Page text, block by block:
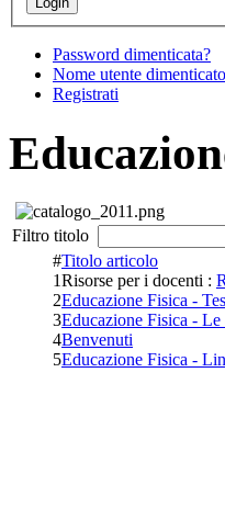
Password dimenticata?
Nome utente
Registrati
Filtro titolo
#Titolo articolo
1Risorse per i docenti :
2Educazione Fisica -
3Educazione Fisica -
4Benvenuti
5Educazione Fisica -